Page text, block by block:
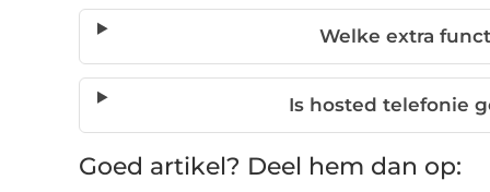
Welke extra
Is hosted telefonie
Goed artikel? Deel hem dan op: